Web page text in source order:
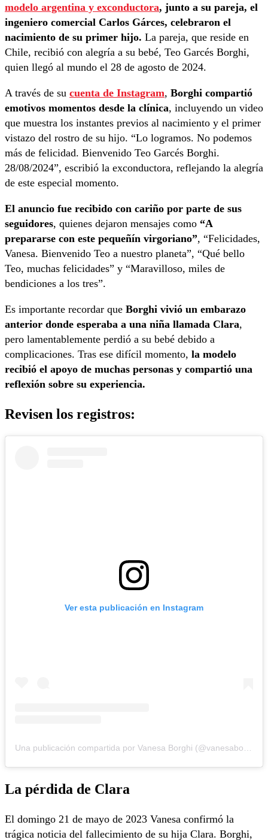
modelo argentina y exconductora, junto a su pareja, el
ingeniero comercial Carlos Gárces, celebraron el
nacimiento de su primer hijo. La pareja, que reside en
Chile, recibió con alegría a su bebé, Teo Garcés Borghi,
quien llegó al mundo el 28 de agosto de 2024.
A través de su cuenta de Instagram, Borghi compartió
emotivos momentos desde la clínica, incluyendo un video
que muestra los instantes previos al nacimiento y el primer
vistazo del rostro de su hijo. “Lo logramos. No podemos
más de felicidad. Bienvenido Teo Garcés Borghi.
28/08/2024”, escribió la exconductora, reflejando la alegría
de este especial momento.
El anuncio fue recibido con cariño por parte de sus
seguidores, quienes dejaron mensajes como “A
prepararse con este pequeñín virgoriano”, “Felicidades,
Vanesa. Bienvenido Teo a nuestro planeta”, “Qué bello
Teo, muchas felicidades” y “Maravilloso, miles de
bendiciones a los tres”.
Es importante recordar que Borghi vivió un embarazo
anterior donde esperaba a una niña llamada Clara,
pero lamentablemente perdió a su bebé debido a
complicaciones. Tras ese difícil momento, la modelo
recibió el apoyo de muchas personas y compartió una
reflexión sobre su experiencia.
Revisen los registros:
Ver esta publicación en Instagram
Una publicación compartida por Vanesa Borghi (@vanesaborghi)
La pérdida de Clara
El domingo 21 de mayo de 2023 Vanesa confirmó la
trágica noticia del fallecimiento de su hija Clara. Borghi,